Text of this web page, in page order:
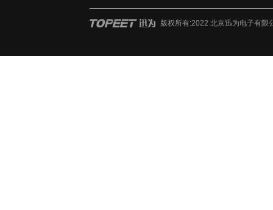
版权所有:2022 北京迅为电子有